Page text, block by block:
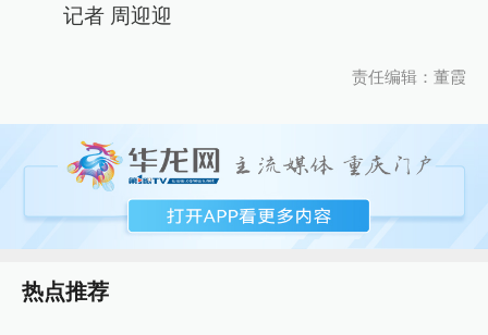
记者 周迎迎
责任编辑：董霞
热点推荐